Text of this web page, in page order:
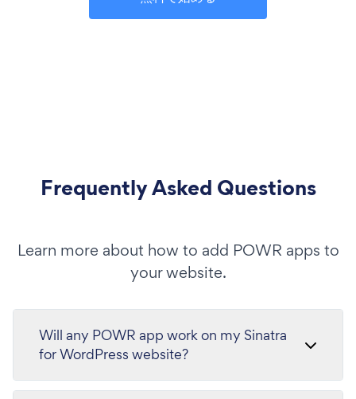
Frequently Asked Questions
Learn more about how to add POWR apps to
your website.
Will any POWR app work on my Sinatra
for WordPress website?